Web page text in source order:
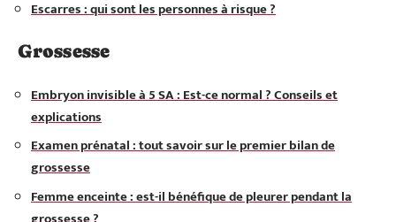
Escarres : qui sont les personnes à risque ?
Grossesse
Embryon invisible à 5 SA : Est-ce normal ? Conseils et
explications
Examen prénatal : tout savoir sur le premier bilan de
grossesse
Femme enceinte : est-il bénéfique de pleurer pendant la